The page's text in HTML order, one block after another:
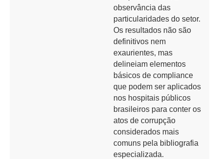
observância das
particularidades do setor.
Os resultados não são
definitivos nem
exaurientes, mas
delineiam elementos
básicos de compliance
que podem ser aplicados
nos hospitais públicos
brasileiros para conter os
atos de corrupção
considerados mais
comuns pela bibliografia
especializada.